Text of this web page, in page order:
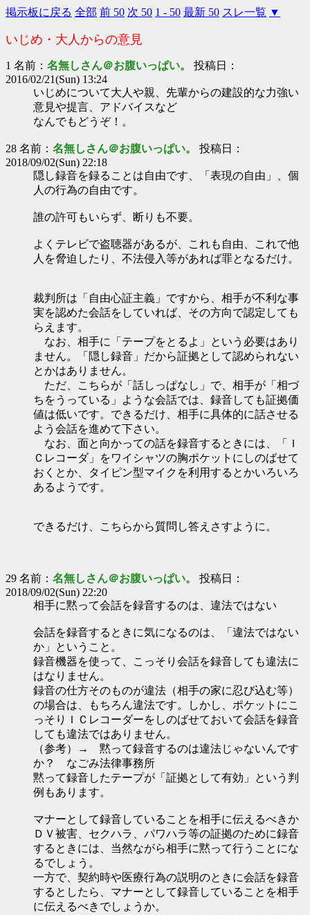
掲示板に戻る 全部 前 50 次 50 1 - 50 最新 50 スレ一覧 ▼
いじめ・大人からの意見
1 名前： 名無しさん＠お腹いっぱい。 投稿日：
2016/02/21(Sun) 13:24
いじめについて大人や親、先輩からの建設的な力強い
意見や提言、アドバイスなど
なんでもどうぞ！。
28 名前： 名無しさん＠お腹いっぱい。 投稿日：
2018/09/02(Sun) 22:18
隠し録音を録ることは自由です、「表現の自由」、個
人の行為の自由です。
誰の許可もいらず、断りも不要。
よくテレビで盗聴器があるが、これも自由、これで他
人を脅迫したり、不法侵入等があれば罪となるだけ。
裁判所は「自由心証主義」ですから、相手が不利な事
実を認めた会話をしていれば、その方向で認定しても
らえます。
なお、相手に「テープをとるよ」という必要はあり
ません。「隠し録音」だから証拠として認められない
とかはありません。
ただ、こちらが「話しっぱなし」で、相手が「相づ
ちをうっている」ような会話では、録音しても証拠価
値は低いです。できるだけ、相手に具体的に話させる
よう会話を進めて下さい。
なお、面と向かっての話を録音するときには、「Ｉ
Ｃレコーダ」をワイシャツの胸ポケットにしのばせて
おくとか、タイピン型マイクを利用するとかいろいろ
あるようです。
できるだけ、こちらから質問し答えさすように。
29 名前： 名無しさん＠お腹いっぱい。 投稿日：
2018/09/02(Sun) 22:20
相手に黙って会話を録音するのは、違法ではない
会話を録音するときに気になるのは、「違法ではない
か」ということ。
録音機器を使って、こっそり会話を録音しても違法に
はなりません。
録音の仕方そのものが違法（相手の家に忍び込む等）
の場合は、もちろん違法です。しかし、ポケットにこ
っそりＩＣレコーダーをしのばせておいて会話を録音
しても違法ではありません。
（参考）→ 黙って録音するのは違法じゃないんです
か？ なごみ法律事務所
黙って録音したテープが「証拠として有効」という判
例もあります。
マナーとして録音していることを相手に伝えるべきか
ＤＶ被害、セクハラ、パワハラ等の証拠のために録音
するときには、当然ながら相手に黙って行うことにな
るでしょう。
一方で、契約時や医療行為の説明のときに会話を録音
するとしたら、マナーとして録音していることを相手
に伝えるべきでしょうか。